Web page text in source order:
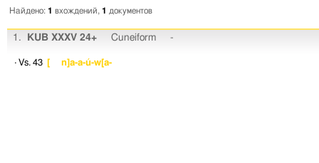
Найдено: 1 вхождений, 1 документов
1. KUB XXXV 24+ Cuneiform -
· Vs. 43 [ n]a-a-ú-w[a-